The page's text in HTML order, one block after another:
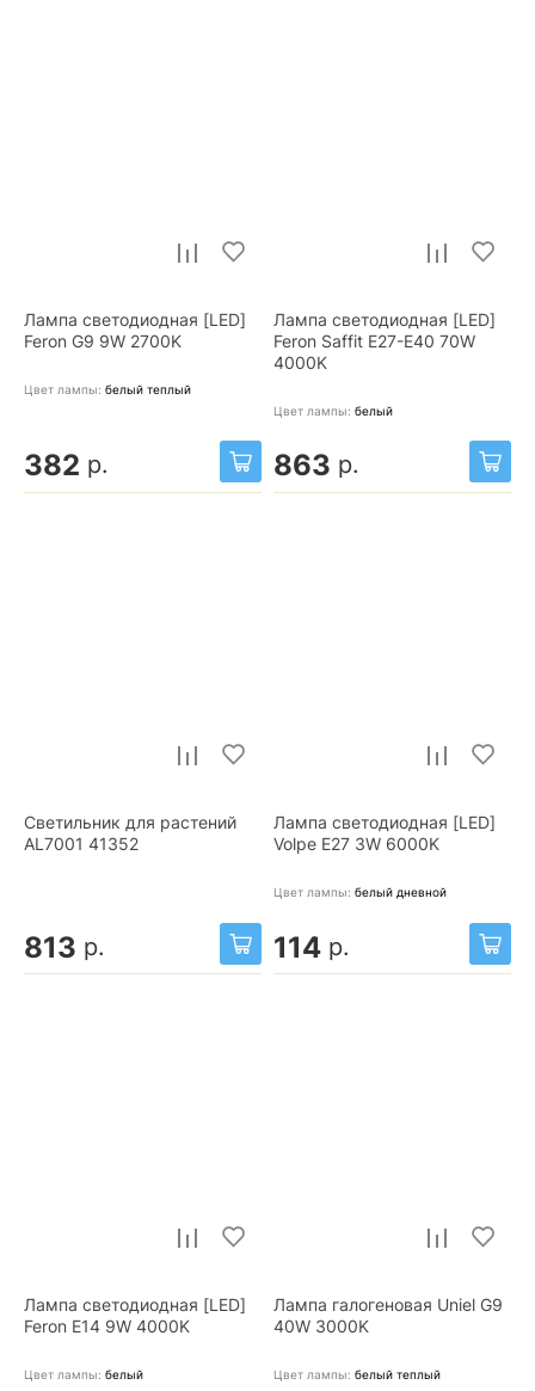
Лампа светодиодная [LED]
Feron G9 9W 2700K
Цвет лампы: белый теплый
382 р.
Лампа светодиодная [LED]
Feron Saffit E27-E40 70W
4000K
Цвет лампы: белый
863 р.
Светильник для растений
AL7001 41352
813 р.
Лампа светодиодная [LED]
Volpe E27 3W 6000K
Цвет лампы: белый дневной
114 р.
Лампа светодиодная [LED]
Feron E14 9W 4000K
Цвет лампы: белый
Лампа галогеновая Uniel G9
40W 3000K
Цвет лампы: белый теплый